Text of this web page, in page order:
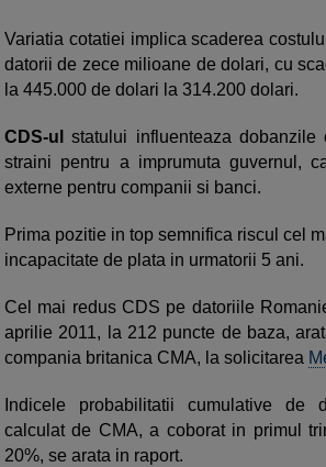
Variatia cotatiei implica scaderea
datorii de zece milioane de dolari, cu
la 445.000 de dolari la 314.200 dolari.
CDS-ul
statului influenteaza dobanzile
straini pentru a imprumuta guvernul,
externe pentru companii si banci.
Prima pozitie in top semnifica riscul cel
incapacitate de plata in urmatorii 5 ani.
Cel mai redus CDS pe datoriile
aprilie 2011, la 212 puncte de baza,
compania britanica CMA, la solicitarea
Indicele probabilitatii cumulative de
calculat de CMA, a coborat in primul
20%, se arata in raport.